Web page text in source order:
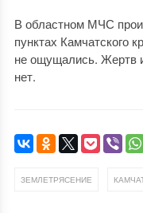
В областном МЧС
пунктах Камчатского
не ощущались. Жертв
нет.
ЗЕМЛЕТРЯСЕНИЕ